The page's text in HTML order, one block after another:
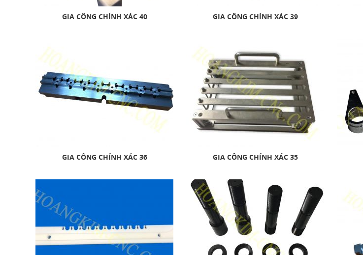
GIA CÔNG CHÍNH XÁC 40 GIA CÔNG CHÍNH XÁC 39
GIA CÔNG CHÍNH XÁC 36 GIA CÔNG CHÍNH XÁC 35